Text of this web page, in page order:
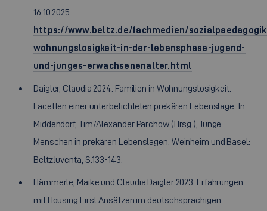
16.10.2025.
https://www.beltz.de/fachmedien/
wohnungslosigkeit-in-der-lebensphase-jugend-
und-junges-erwachsenenalter.html
Daigler, Claudia 2024. Familien in Wohnungslosigkeit.
Facetten einer unterbelichteten prekären Lebenslage. In:
Middendorf, Tim/Alexander Parchow (Hrsg.), Junge
Menschen in prekären Lebenslagen. Weinheim und Basel:
BeltzJuventa, S.133-143.
Hämmerle, Maike und Claudia Daigler 2023. Erfahrungen
mit Housing First Ansätzen im deutschsprachigen